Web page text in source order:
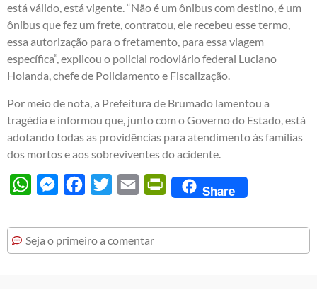
está válido, está vigente. “Não é um ônibus com destino, é um
ônibus que fez um frete, contratou, ele recebeu esse termo,
essa autorização para o fretamento, para essa viagem
específica”, explicou o policial rodoviário federal Luciano
Holanda, chefe de Policiamento e Fiscalização.
Por meio de nota, a Prefeitura de Brumado lamentou a
tragédia e informou que, junto com o Governo do Estado, está
adotando todas as providências para atendimento às famílias
dos mortos e aos sobreviventes do acidente.
WhatsAppMessengerFacebook
Twitter Email PrintFriendly
Share
Seja o primeiro a comentar